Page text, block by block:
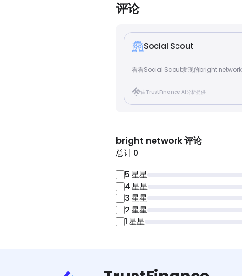
评论
Social Scout
看看Social Scout发现的bright network
由TrustFinance AI分析提供
bright network评论
总计 0
5 星星
4 星星
3 星星
2 星星
1 星星